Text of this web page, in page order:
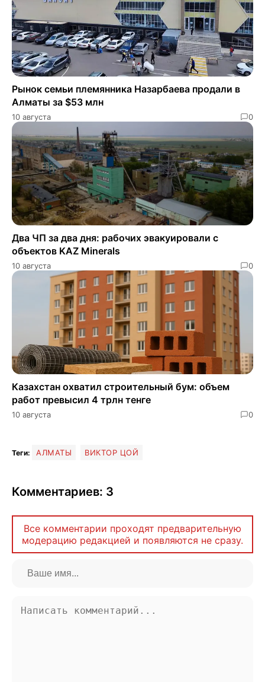
Рынок семьи племянника Назарбаева продали в
Алматы за $53 млн
10 августа 0
Два ЧП за два дня: рабочих эвакуировали с
объектов KAZ Minerals
10 августа 0
Казахстан охватил строительный бум: объем
работ превысил 4 трлн тенге
10 августа 0
Теги: АЛМАТЫ ВИКТОР ЦОЙ
Комментариев: 3
Все комментарии проходят предварительную
модерацию редакцией и появляются не сразу.